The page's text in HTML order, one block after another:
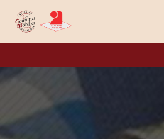
contenu
principal